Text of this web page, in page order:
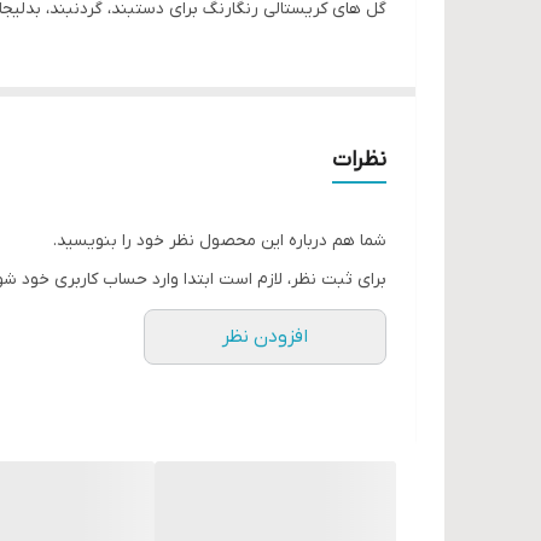
گل های کریستالی رنگارنگ برای دستبند، گردنبند،
نظرات
شما هم درباره این محصول نظر خود را بنویسید.
برای ثبت نظر، لازم است ابتدا وارد حساب کاربری خود
افزودن نظر